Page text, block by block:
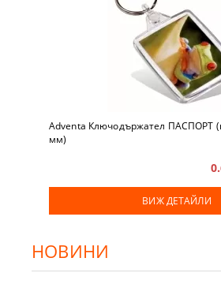
Adventa Ключодържател ПАСПОРТ
мм)
ВИЖ ДЕТАЙЛИ
НОВИНИ